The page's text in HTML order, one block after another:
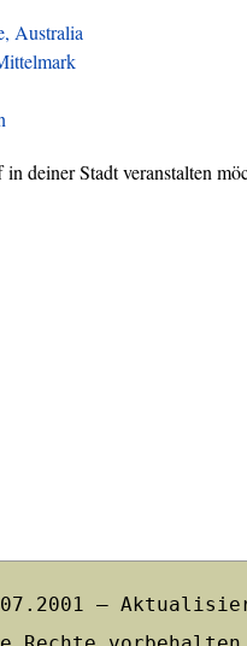
Australia
deiner Stadt veranstalten
–